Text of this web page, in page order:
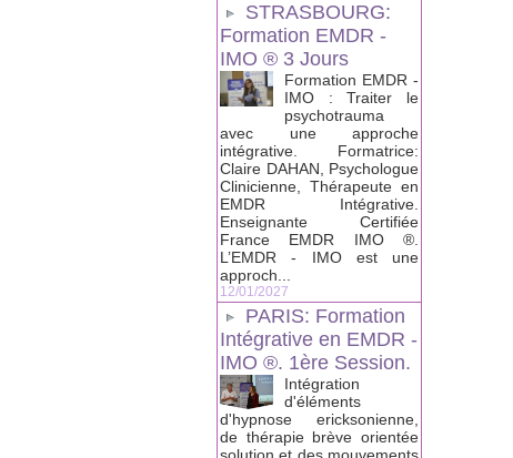
STRASBOURG:
Formation EMDR -
IMO ® 3 Jours
Formation EMDR -
IMO : Traiter le
psychotrauma
avec une approche
intégrative. Formatrice:
Claire DAHAN, Psychologue
Clinicienne, Thérapeute en
EMDR Intégrative.
Enseignante Certifiée
France EMDR IMO ®.
L’EMDR - IMO est une
approch...
12/01/2027
PARIS: Formation
Intégrative en EMDR -
IMO ®. 1ère Session.
Intégration
d'éléments
d'hypnose ericksonienne,
de thérapie brève orientée